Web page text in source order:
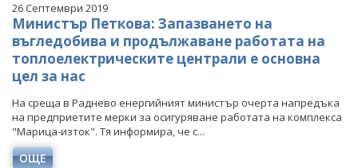
26 Септември 2019
Министър Петкова: Запазването на
въгледобива и продължаване работата на
топлоелектрическите централи е основна
цел за нас
На среща в Раднево енергийният министър очерта напредъка
на предприетите мерки за осигуряване работата на комплекса
"Марица-изток". Тя информира, че с...
ОЩЕ